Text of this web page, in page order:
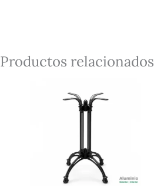
Productos relacionados